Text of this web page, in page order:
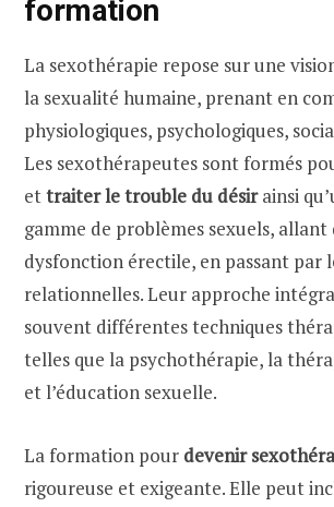
formation
La sexothérapie repose sur une
la sexualité humaine, prenant en
physiologiques, psychologiques,
Les sexothérapeutes sont formés
ettraiter le trouble du désirainsi
gamme de problèmes sexuels, allant
dysfonction érectile, en passant par
relationnelles. Leur approche
souvent différentes techniques
telles que la psychothérapie, la
et l’éducation sexuelle.
La formation pour devenir
rigoureuse et exigeante. Elle peut